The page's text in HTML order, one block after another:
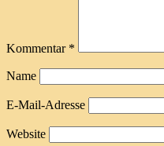
Kommentar *
Name
E-Mail-Adresse
Website